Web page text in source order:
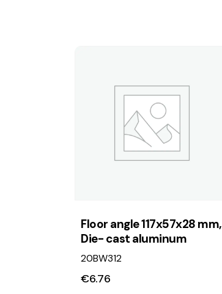
Floor angle 117x57x28 mm,
Die- cast aluminum
20BW312
€6.76